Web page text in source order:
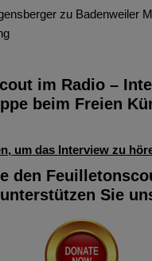
zu Badenweiler
im Radio –
beim Freien
um das Interview zu
den
unterstützen Sie